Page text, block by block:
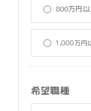
800万円以
1,000万円
希望職種